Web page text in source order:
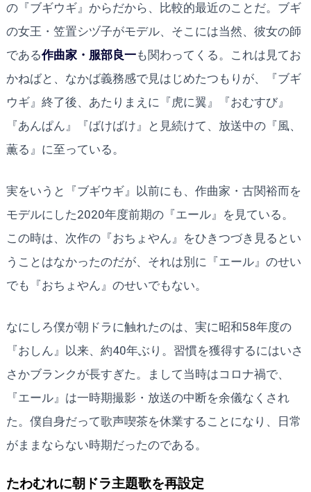
の『ブギウギ』からだから、比較的最近のことだ。ブギ
の女王・笠置シヅ子がモデル、そこには当然、彼女の師
である作曲家・服部良一も関わってくる。これは見てお
かねばと、なかば義務感で見はじめたつもりが、『ブギ
ウギ』終了後、あたりまえに『虎に翼』『おむすび』
『あんぱん』『ばけばけ』と見続けて、放送中の『風、
薫る』に至っている。
実をいうと『ブギウギ』以前にも、作曲家・古関裕而を
モデルにした2020年度前期の『エール』を見ている。
この時は、次作の『おちょやん』をひきつづき見るとい
うことはなかったのだが、それは別に『エール』のせい
でも『おちょやん』のせいでもない。
なにしろ僕が朝ドラに触れたのは、実に昭和58年度の
『おしん』以来、約40年ぶり。習慣を獲得するにはいさ
さかブランクが長すぎた。まして当時はコロナ禍で、
『エール』は一時期撮影・放送の中断を余儀なくされ
た。僕自身だって歌声喫茶を休業することになり、日常
がままならない時期だったのである。
たわむれに朝ドラ主題歌を再設定